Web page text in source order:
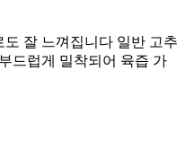
잘 느껴집니다 일반 고추
드럽게 밀착되어 육즙 가